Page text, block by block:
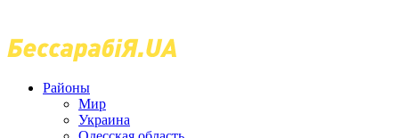
Районы
Мир
Украина